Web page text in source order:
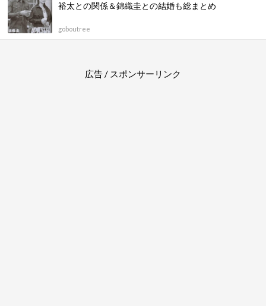
裕太との関係＆錦織圭との結婚も総まとめ
goboutree
広告 / スポンサーリンク